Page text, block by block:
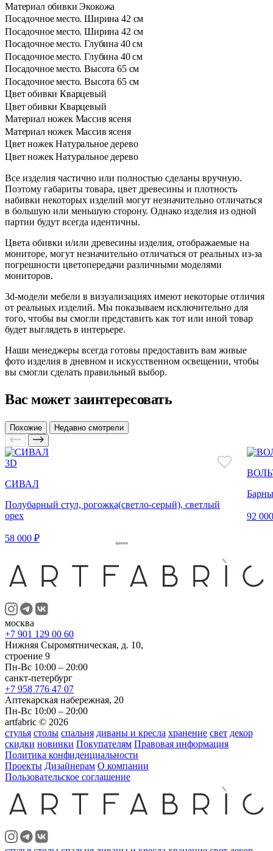
Материал обивки Экокожа
Посадочное место. Ширина 42 см
Посадочное место. Ширина 42 см
Посадочное место. Глубина 40 см
Посадочное место. Глубина 40 см
Посадочное место. Высота 65 см
Посадочное место. Высота 65 см
Цвет обивки Кварцевый
Цвет обивки Кварцевый
Материал ножек Массив ясеня
Материал ножек Массив ясеня
Цвет ножек Натуральное дерево
Цвет ножек Натуральное дерево
Все изделия частично или полностью сделаны вручную.
Поэтому габариты товара, цвет древесины и плотность
набивки некоторых изделий могут незначительно отличаться
в большую или меньшую сторону. Однако изделия из одной
партии будут всегда идентичны.
Цвета обивки и/или древесины изделия, отображаемые на
мониторе, могут незначительно отличаться от реальных из-за
погрешности цветопередачи различными моделями
мониторов.
3d-модели мебели в визуализациях имеют некоторые отличия
от реальных изделий. Мы показываем исключительно для
того, чтобы вы смогли представить как тот или иной товар
будет выглядеть в интерьере.
Наши менеджеры всегда готовы предоставить вам живые
фото изделия в дневном и искусственном освещении, чтобы
вы смогли сделать правильный выбор.
Вас может заинтересовать
Похожие Недавно смотрели
3D
СИВАЛ
Полубарный стул, рогожка(светло-серый), светлый
орех
58 000 ₽
92
москва
+7 901 129 00 60
Нижняя Сыромятническая, д. 10,
строение 9
Пн-Вс 10:00 – 20:00
санкт-петербург
+7 958 776 47 07
Аптекарская набережная, 20
Пн-Вс 10:00 – 20:00
artfabric © 2026
стулья столы спальня диваны и кресла хранение свет декор
скидки новинки Покупателям Правовая информация
Политика конфиденциальности
Проекты Дизайнерам О компании
Пользовательское соглашение